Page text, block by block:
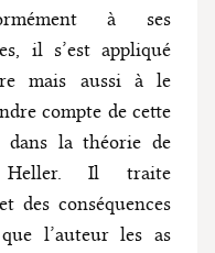
à ses
il s’est appliqué
mais aussi à le
compte de cette
la théorie de
Heller. Il traite
des conséquences
l’auteur les as